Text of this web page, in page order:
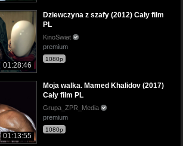
01:28:46
Dziewczyna z szafy (2012) Cały film
PL
KinoSwiat
premium
1080p
01:13:55
Moja walka. Mamed Khalidov (2017)
Cały film PL
Grupa_ZPR_Media
premium
1080p